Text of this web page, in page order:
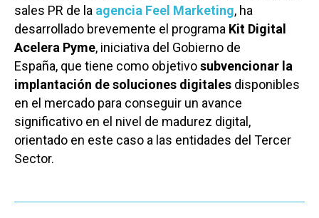
sales PR de la agencia Feel Marketing, ha
desarrollado brevemente el programa Kit Digital
Acelera Pyme, iniciativa del Gobierno de
España, que tiene como objetivosubvencionar la
implantación de soluciones digitales disponibles
en el mercado para conseguir un avance
significativo en el nivel de madurez digital,
orientado en este caso a las entidades del Tercer
Sector.
Ciudad Real